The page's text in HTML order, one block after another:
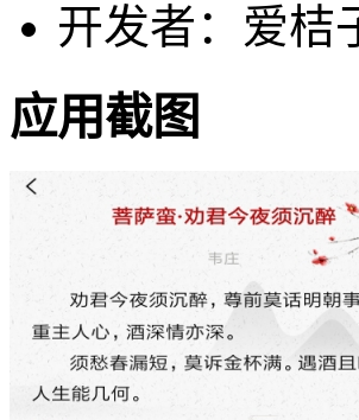
开发者：爱桔
应用截图